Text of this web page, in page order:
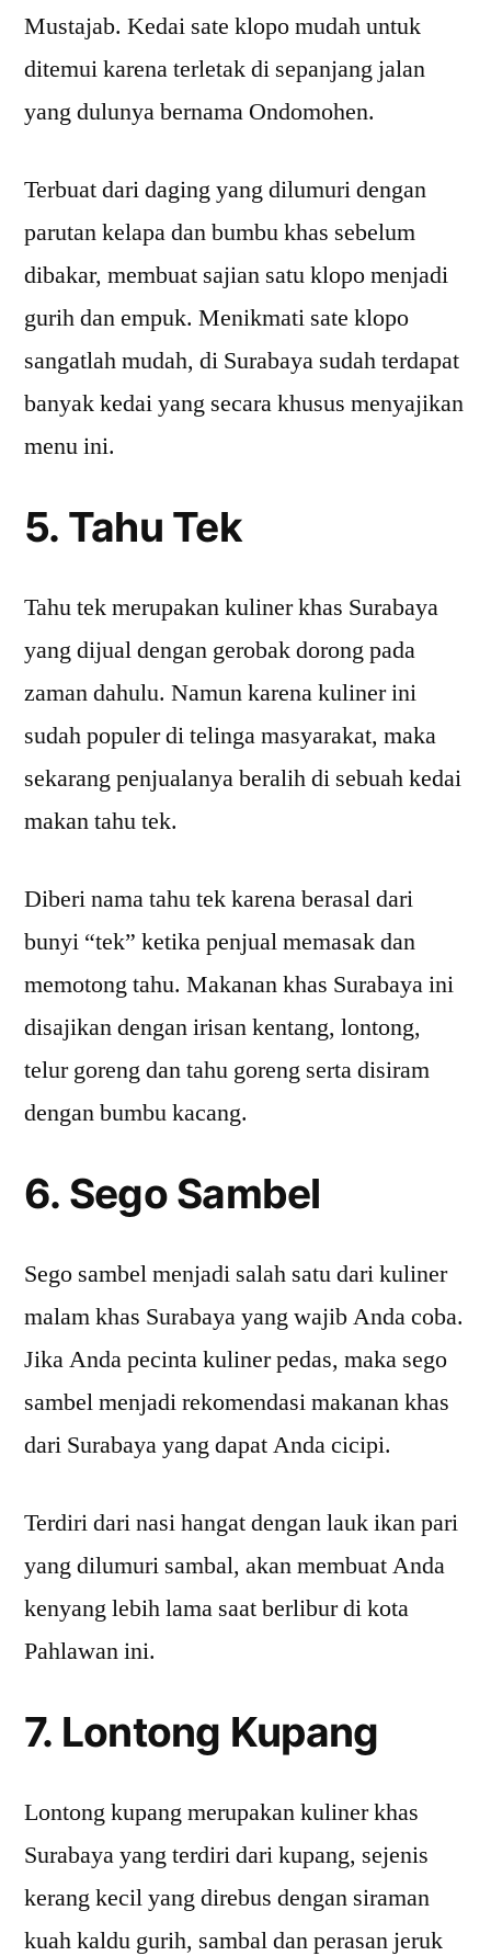
Mustajab. Kedai sate klopo mudah untuk
ditemui karena terletak di sepanjang jalan
yang dulunya bernama Ondomohen.
Terbuat dari daging yang dilumuri dengan
parutan kelapa dan bumbu khas sebelum
dibakar, membuat sajian satu klopo menjadi
gurih dan empuk. Menikmati sate klopo
sangatlah mudah, di Surabaya sudah terdapat
banyak kedai yang secara khusus menyajikan
menu ini.
5. Tahu Tek
Tahu tek merupakan kuliner khas Surabaya
yang dijual dengan gerobak dorong pada
zaman dahulu. Namun karena kuliner ini
sudah populer di telinga masyarakat, maka
sekarang penjualanya beralih di sebuah kedai
makan tahu tek.
Diberi nama tahu tek karena berasal dari
bunyi “tek” ketika penjual memasak dan
memotong tahu. Makanan khas Surabaya ini
disajikan dengan irisan kentang, lontong,
telur goreng dan tahu goreng serta disiram
dengan bumbu kacang.
6. Sego Sambel
Sego sambel menjadi salah satu dari kuliner
malam khas Surabaya yang wajib Anda coba.
Jika Anda pecinta kuliner pedas, maka sego
sambel menjadi rekomendasi makanan khas
dari Surabaya yang dapat Anda cicipi.
Terdiri dari nasi hangat dengan lauk ikan pari
yang dilumuri sambal, akan membuat Anda
kenyang lebih lama saat berlibur di kota
Pahlawan ini.
7. Lontong Kupang
Lontong kupang merupakan kuliner khas
Surabaya yang terdiri dari kupang, sejenis
kerang kecil yang direbus dengan siraman
kuah kaldu gurih, sambal dan perasan jeruk